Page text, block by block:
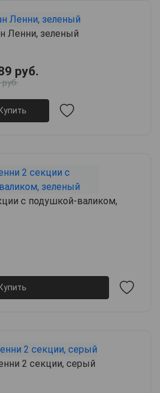
Ленни, зеленый
руб.
Купить
с подушкой-валиком,
Купить
2 секции, серый